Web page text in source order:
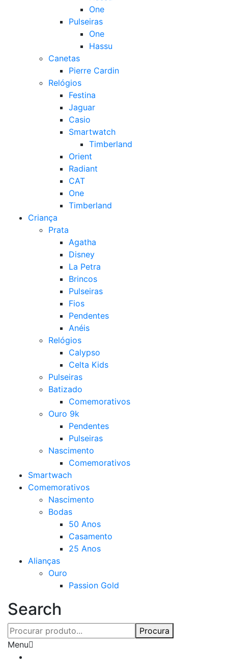
One
Pulseiras
One
Hassu
Canetas
Pierre Cardin
Relógios
Festina
Jaguar
Casio
Smartwatch
Timberland
Orient
Radiant
CAT
One
Timberland
Criança
Prata
Agatha
Disney
La Petra
Brincos
Pulseiras
Fios
Pendentes
Anéis
Relógios
Calypso
Celta Kids
Pulseiras
Batizado
Comemorativos
Ouro 9k
Pendentes
Pulseiras
Nascimento
Comemorativos
Smartwach
Comemorativos
Nascimento
Bodas
50 Anos
Casamento
25 Anos
Alianças
Ouro
Passion Gold
Search
Procura
Menu